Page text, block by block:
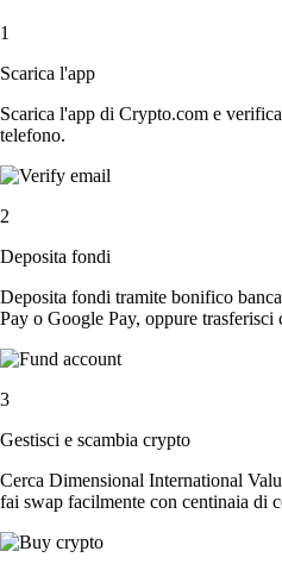
1
Scarica l'app
Scarica l'app di Crypto.com e
telefono.
2
Deposita fondi
Deposita fondi tramite bonifico
Pay o Google Pay, oppure
3
Gestisci e scambia crypto
Cerca Dimensional International
fai swap facilmente con centinaia di